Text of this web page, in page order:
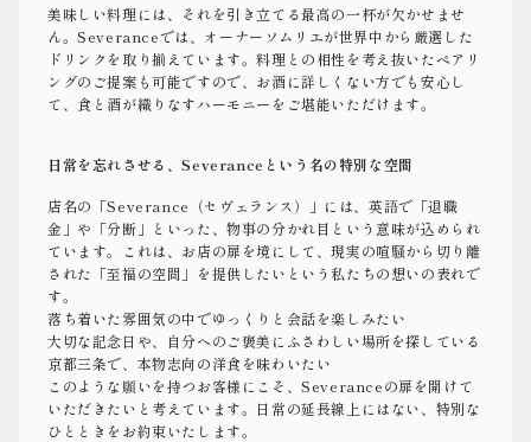
美味しい料理には、それを引き立てる最高の一杯が欠かせませ
ん。Severanceでは、オーナーソムリエが世界中から厳選した
ドリンクを取り揃えています。料理との相性を考え抜いたペアリ
ングのご提案も可能ですので、お酒に詳しくない方でも安心し
て、食と酒が織りなすハーモニーをご堪能いただけます。
日常を忘れさせる、Severanceという名の特別な空間
店名の「Severance（セヴェランス）」には、英語で「退職
金」や「分断」といった、物事の分かれ目という意味が込められ
ています。これは、お店の扉を境にして、現実の喧騒から切り離
された「至福の空間」を提供したいという私たちの想いの表れで
す。
落ち着いた雰囲気の中でゆっくりと会話を楽しみたい
大切な記念日や、自分へのご褒美にふさわしい場所を探している
京都三条で、本物志向の洋食を味わいたい
このような願いを持つお客様にこそ、Severanceの扉を開けて
いただきたいと考えています。日常の延長線上にはない、特別な
ひとときをお約束いたします。